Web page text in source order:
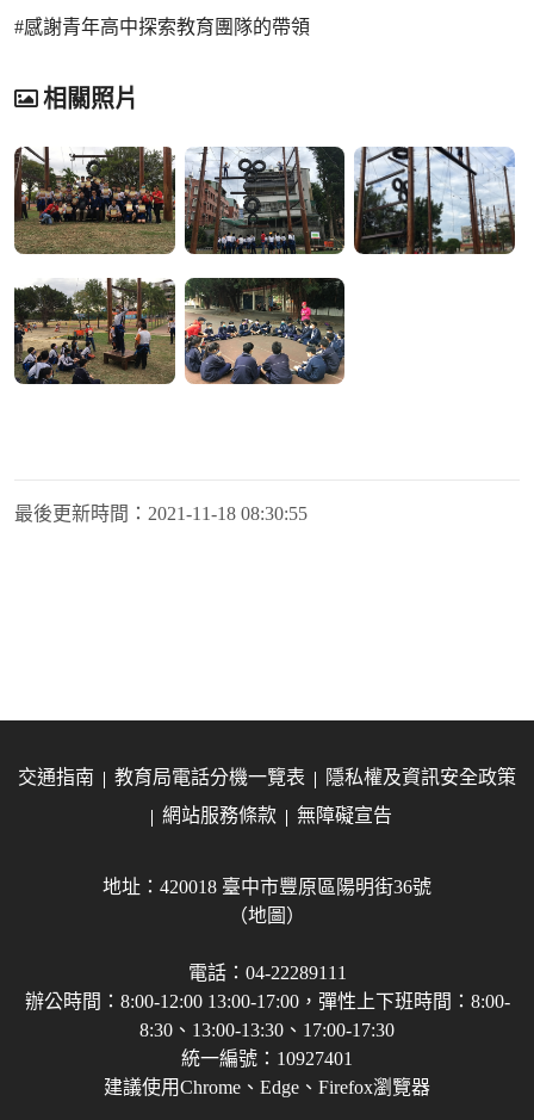
#感謝青年高中探索教育團隊的帶領
相關照片
最後更新時間： 2021-11-18 08:30:55
交通指南 教育局電話分機一覽表
隱私權及資訊安全政策
網站服務條款
無障礙宣告
地址：420018 臺中市豐原區陽明街36號
（地圖）
電話：04-22289111
辦公時間：8:00-12:00 13:00-17:00，彈性上下班時間：8:00-
8:30、13:00-13:30、17:00-17:30
統一編號：10927401
建議使用Chrome、Edge、Firefox瀏覽器